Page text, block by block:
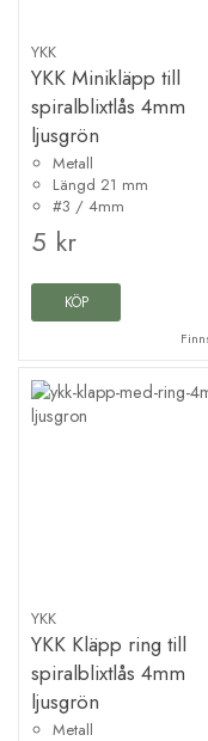
YKK
YKK Minikläpp till
spiralblixtlås 4mm
ljusgrön
Metall
Längd 21 mm
#3 / 4mm
5 kr
KÖP
YKK
YKK Kläpp ring till
spiralblixtlås 4mm
ljusgrön
Metall